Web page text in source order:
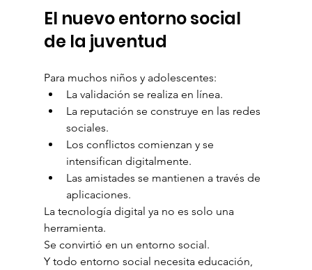
El nuevo entorno social
de la juventud
Para muchos niños y adolescentes:
La validación se realiza en línea.
La reputación se construye en las redes
sociales.
Los conflictos comienzan y se
intensifican digitalmente.
Las amistades se mantienen a través de
aplicaciones.
La tecnología digital ya no es solo una
herramienta.
Se convirtió en un entorno social.
Y todo entorno social necesita educación,